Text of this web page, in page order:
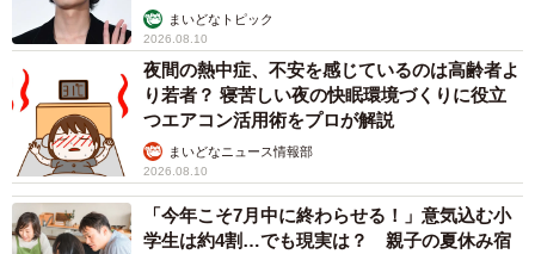
っこいい」
まいどなトピック
2026.08.10
夜間の熱中症、不安を感じているのは高齢者よ
り若者？ 寝苦しい夜の快眠環境づくりに役立
つエアコン活用術をプロが解説
まいどなニュース情報部
2026.08.10
「今年こそ7月中に終わらせる！」意気込む小
学生は約4割…でも現実は？ 親子の夏休み宿